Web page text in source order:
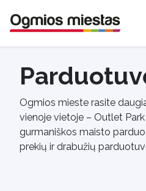
Ogmios mieste rasite
vienoje vietoje – Outlet
gurmaniškos maisto
prekių ir drabužių